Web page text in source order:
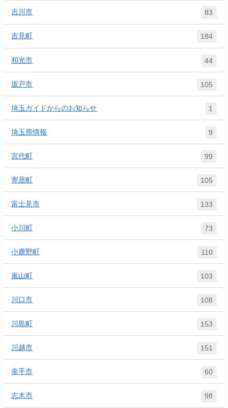
吉川市 83
吉見町 184
和光市 44
坂戸市 105
埼玉ガイドからのお知らせ 1
埼玉県情報 9
宮代町 99
寄居町 105
富士見市 133
小川町 73
小鹿野町 110
嵐山町 103
川口市 108
川島町 153
川越市 151
幸手市 60
志木市 98